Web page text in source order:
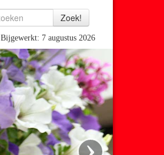
Bijgewerkt: 7 augustus 2026